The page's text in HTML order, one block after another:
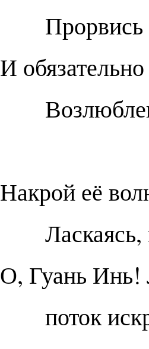
Прорвись
И
Накрой её
О, Гуань
поток